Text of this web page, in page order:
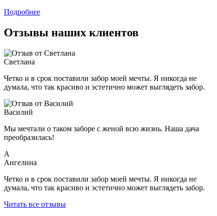
Подробнее
Отзывы наших клиентов
Светлана
Четко и в срок поставили забор моей мечты. Я никогда не
думала, что так красиво и эстетично может выглядеть забор.
Василий
Мы мечтали о таком заборе с женой всю жизнь. Наша дача
преобразилась!
А
Ангелина
Четко и в срок поставили забор моей мечты. Я никогда не
думала, что так красиво и эстетично может выглядеть забор.
Читать все отзывы